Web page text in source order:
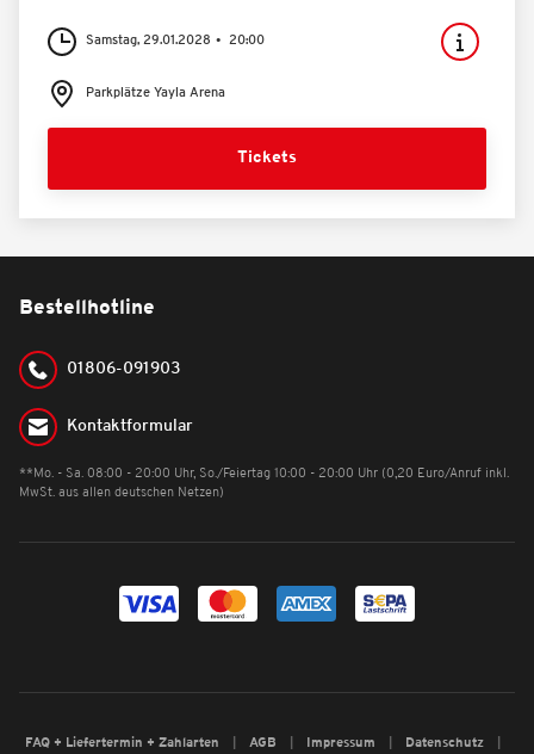
Samstag, 29.01.2028 20:00
Parkplätze Yayla Arena
Tickets
Bestellhotline
01806-091903
Kontaktformular
**Mo. - Sa. 08:00 - 20:00 Uhr, So./Feiertag 10:00 - 20:00 Uhr (0,20 Euro/Anruf inkl.
MwSt. aus allen deutschen Netzen)
FAQ + Liefertermin + Zahlarten AGB Impressum Datenschutz